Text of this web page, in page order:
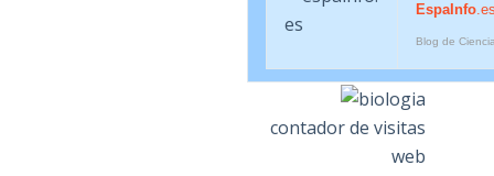
EspaInfo
Blog de
contador de visitas
web